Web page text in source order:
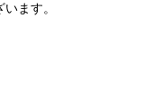
ます。